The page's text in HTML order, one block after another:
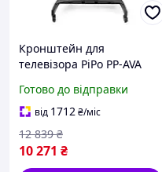
Кронштейн для
телевізора PiPo PP-AVA
кг кут нахилу ±15° чорний
buzyna
Готово до відправки
від 1712₴/міс
10 271 ₴
12 839 ₴